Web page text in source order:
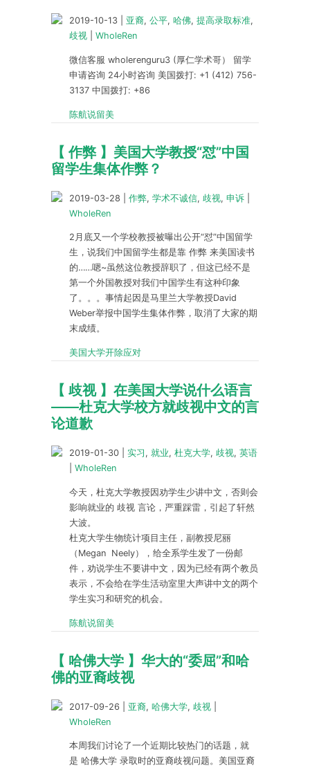
2019-10-13 亚裔, 公平, 哈佛, 提高录取标准,
歧视
WholeRen
微信客服 wholerenguru3 (厚仁学术哥） 留学
申请咨询 24小时咨询 美国拨打: +1 (412) 756-
3137 中国拨打: +86
陈航说留美
【 作弊 】美国大学教授“怼”中国
留学生集体作弊？
2019-03-28 作弊, 学术不诚信, 歧视, 申诉
WholeRen
2月底又一个学校教授被曝出公开“怼”中国留学
生，说我们中国留学生都是靠 作弊 来美国读书
的……嗯~虽然这位教授辞职了，但这已经不是
第一个外国教授对我们中国学生有这种印象
了。。。事情起因是马里兰大学教授David
Weber举报中国学生集体作弊，取消了大家的期
末成绩。
美国大学开除应对
【 歧视 】在美国大学说什么语言
——杜克大学校方就歧视中文的言
论道歉
2019-01-30 实习 , 就业, 杜克大学, 歧视, 英语
WholeRen
今天，杜克大学教授因劝学生少讲中文，否则会
影响就业的 歧视 言论，严重踩雷，引起了轩然
大波。
杜克大学生物统计项目主任，副教授尼丽
（Megan Neely），给全系学生发了一份邮
件，劝说学生不要讲中文，因为已经有两个教员
表示，不会给在学生活动室里大声讲中文的两个
学生实习和研究的机会。
陈航说留美
【 哈佛大学 】华大的“委屈”和哈
佛的亚裔歧视
2017-09-26 亚裔, 哈佛大学, 歧视
WholeRen
本周我们讨论了一个近期比较热门的话题，就
是 哈佛大学 录取时的亚裔歧视问题。美国亚裔